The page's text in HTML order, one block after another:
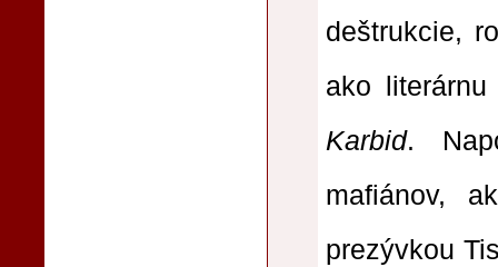
deštrukcie,
ako
Karbid.
mafiánov,
prezývkou